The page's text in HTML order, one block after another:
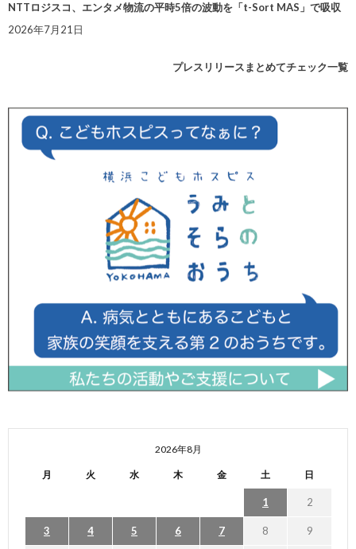
NTTロジスコ、エンタメ物流の平時5倍の波動を「t-Sort MAS」で吸収
2026年7月21日
プレスリリースまとめてチェック一覧
2026年8月
月 火 水 木 金 土 日
1 2
3 4 5 6 7 8 9